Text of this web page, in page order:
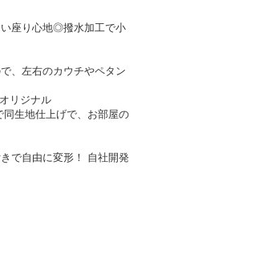
リジナル
自社開発